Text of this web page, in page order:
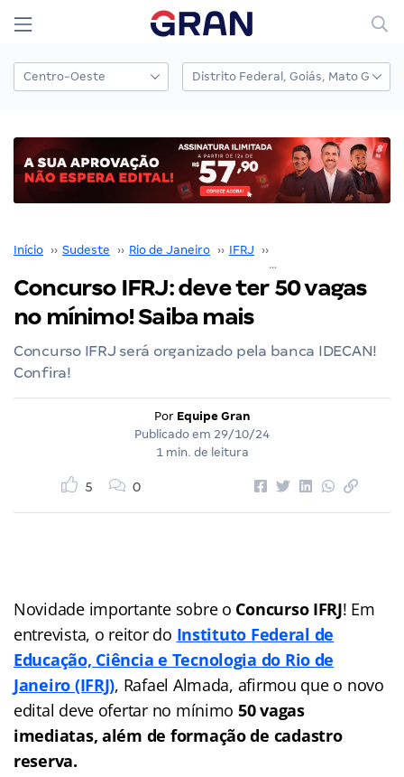
Início ›› Sudeste ›› Rio de Janeiro ›› IFRJ ››
Concurso IFRJ: deve ter 50 vagas
no mínimo! Saiba mais
Concurso IFRJ será organizado pela banca IDECAN!
Confira!
Por Equipe Gran
Publicado em 29/10/24
1 min. de leitura
5 0
Novidade importante sobre o Concurso IFRJ! Em
entrevista, o reitor do Instituto Federal de
Educação, Ciência e Tecnologia do Rio de
Janeiro (IFRJ), Rafael Almada, afirmou que o novo
edital deve ofertar no mínimo 50 vagas
imediatas, além de formação de cadastro
reserva.